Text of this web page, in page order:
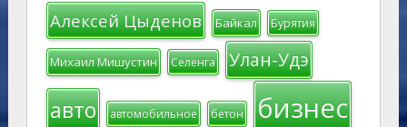
Алексей Цыденов Байкал Бурятия
Михаил Мишустин Селенга Улан-Удэ
авто автомобильное бетон бизнес